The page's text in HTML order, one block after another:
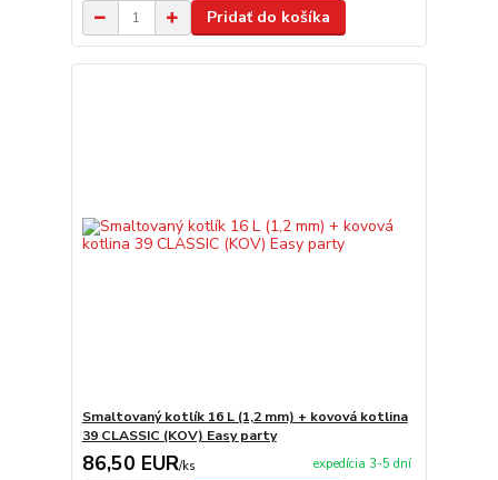
Pridať do košíka
Smaltovaný kotlík 16 L (1,2 mm) + kovová kotlina
39 CLASSIC (KOV) Easy party
86,50 EUR/ks expedícia 3-5 dní